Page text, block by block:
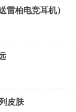
雷柏电竞耳机）
皮肤